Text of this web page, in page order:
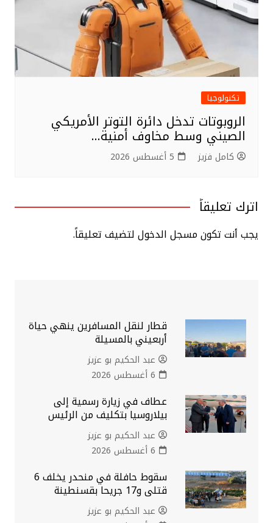
تكنولوجيا
الروبوتات تدخل دائرة التوتر الأمريكي
الصيني وسط مخاوف أمنية…
كامل فزيز 5 أغسطس 2026
اترك تعليقاً
يجب أنت تكونمسجل الدخوللتضيف تعليقاً.
قطار لنقل المسافرين ينهي حياة
أربعيني بالمسيلة
عبد الحكيم بو عزيز
6 أغسطس 2026
عطاف في زيارة رسمية إلى
بيلاروسيا بتكليف من الرئيس
عبد الحكيم بو عزيز
6 أغسطس 2026
سقوط حافلة في منحدر يخلف 6
قتلى و17 جريحا بقسنطينة
عبد الحكيم بو عزيز